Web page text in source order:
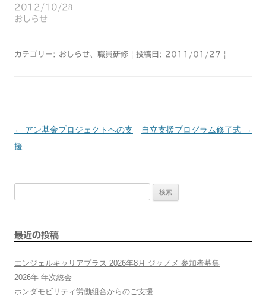
2012/10/28
おしらせ
カテゴリー: おしらせ、 職員研修 | 投稿日: 2011/01/27 |
投
ー
← アン基金プロジェクトへの支
援
自立支援プログラム修了式 →
最近の投稿
エンジェルキャリアプラス 2026年8月 ジャノメ 参加者募集
2026年 年次総会
ホンダモビリティ労働組合からのご支援